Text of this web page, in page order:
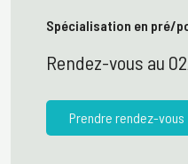
Spécialisation en pré/
Rendez-vous au
Prendre rendez-vous